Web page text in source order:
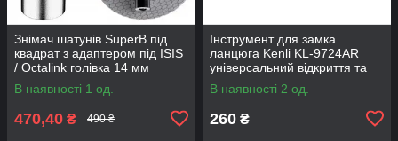
Знімач шатунів SuperB під
квадрат з адаптером під ISIS
/ Octalink голівка 14 мм
В наявності 1 од.
470,40 ₴ 490 ₴
Інструмент для замка
ланцюга Kenli KL-9724AR
універсальний відкриття та
закриття
В наявності 2 од.
260 ₴